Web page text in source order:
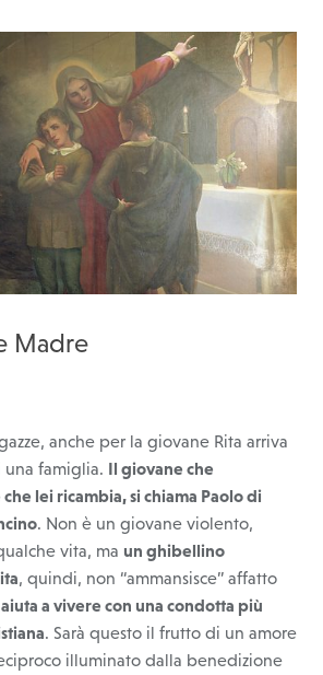
Madre
anche per la giovane Rita arriva
una famiglia. Il giovane che
che lei ricambia, si chiama Paolo di
. Non è un giovane violento,
vita, ma un ghibellino
, quindi, non “ammansisce” affatto
a vivere con una condotta più
. Sarà questo il frutto di un amore
illuminato dalla benedizione